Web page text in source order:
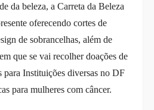
da beleza, a Carreta da Beleza
oferecendo cortes de
de sobrancelhas, além de
que se vai recolher doações de
para Instituições diversas no DF
para mulheres com câncer.